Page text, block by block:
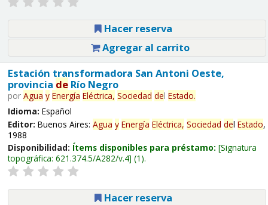
Hacer reserva
Agregar al carrito
Estación transformadora San Antoni Oeste,
provincia deRío Negro
por Agua y Energía Eléctrica, Sociedad del Estado.
Idioma: Español
Editor: Buenos Aires: Agua y Energía Eléctrica, Sociedad del Estado,
1988
Disponibilidad: Ítems disponibles para préstamo: Signatura
topográfica: 621.374.5/A282/v.4 (1).
Hacer reserva